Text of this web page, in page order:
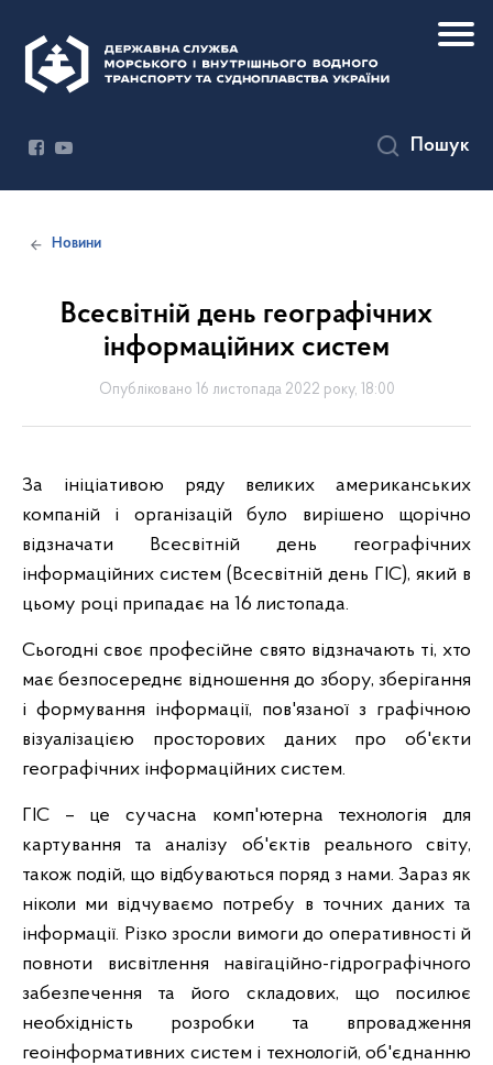
Пошук
Новини
Всесвітній день географічних
інформаційних систем
Опубліковано 16 листопада 2022 року, 18:00
За ініціативою ряду великих американських
компаній і організацій було вирішено щорічно
відзначати Всесвітній день географічних
інформаційних систем (Всесвітній день ГІС), який в
цьому році припадає на 16 листопада.
Сьогодні своє професійне свято відзначають ті, хто
має безпосереднє відношення до збору, зберігання
і формування інформації, пов'язаної з графічною
візуалізацією просторових даних про об'єкти
географічних інформаційних систем.
ГІС – це сучасна комп'ютерна технологія для
картування та аналізу об'єктів реального світу,
також подій, що відбуваються поряд з нами. Зараз як
ніколи ми відчуваємо потребу в точних даних та
інформації. Різко зросли вимоги до оперативності й
повноти висвітлення навігаційно-гідрографічного
забезпечення та його складових, що посилює
необхідність розробки та впровадження
геоінформативних систем і технологій, об'єднанню